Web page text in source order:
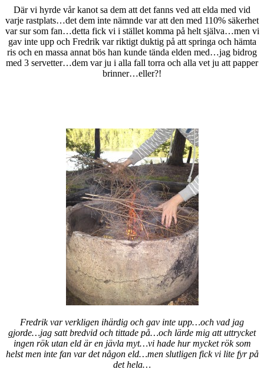
Där vi hyrde vår kanot sa dem att det fanns ved att elda med vid
varje rastplats…det dem inte nämnde var att den med 110% säkerhet
var sur som fan…detta fick vi i stället komma på helt själva…men vi
gav inte upp och Fredrik var riktigt duktig på att springa och hämta
ris och en massa annat bös han kunde tända elden med…jag bidrog
med 3 servetter…dem var ju i alla fall torra och alla vet ju att papper
brinner…eller?!
Fredrik var verkligen ihärdig och gav inte upp…och vad jag
gjorde…jag satt bredvid och tittade på…och lärde mig att uttrycket
ingen rök utan eld är en jävla myt…vi hade hur mycket rök som
helst men inte fan var det någon eld…men slutligen fick vi lite fyr på
det hela…